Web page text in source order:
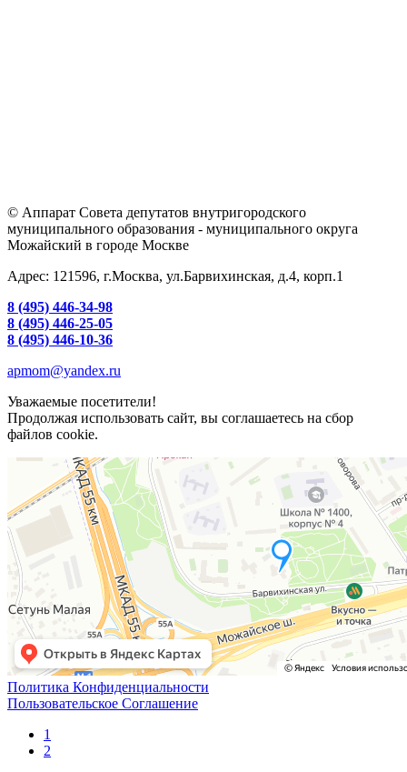
© Аппарат Совета депутатов внутригородского
муниципального образования - муниципального округа
Можайский в городе Москве
Адрес: 121596, г.Москва, ул.Барвихинская, д.4, корп.1
8 (495) 446-34-98
8 (495) 446-25-05
8 (495) 446-10-36
apmom@yandex.ru
Уважаемые посетители!
Продолжая использовать сайт, вы соглашаетесь на сбор
файлов cookie.
Политика Конфиденциальности
Пользовательское Соглашение
1
2